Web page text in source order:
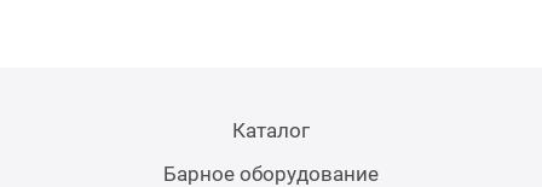
Каталог
Барное оборудование